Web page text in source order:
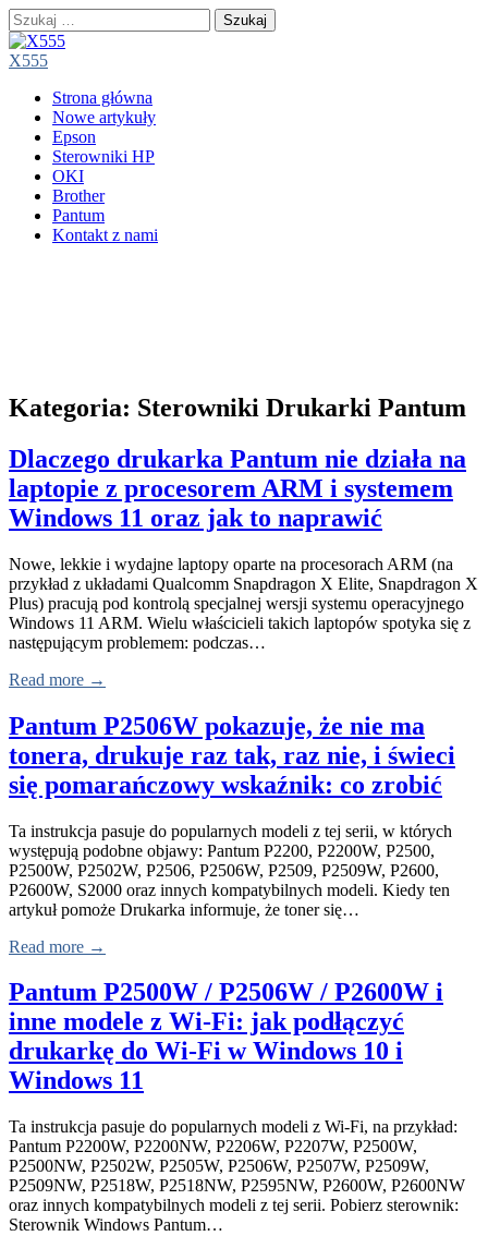
Szukaj:
X555
Main
menu
Skip
content
Strona główna
Nowe artykuły
Epson
Sterowniki HP
OKI
Brother
Pantum
Kontakt z nami
Kategoria: Sterowniki Drukarki Pantum
Dlaczego drukarka Pantum nie działa na
laptopie z procesorem ARM i systemem
Windows 11 oraz jak to naprawić
Nowe, lekkie i wydajne laptopy oparte na procesorach ARM (na
przykład z układami Qualcomm Snapdragon X Elite, Snapdragon X
Plus) pracują pod kontrolą specjalnej wersji systemu operacyjnego
Windows 11 ARM. Wielu właścicieli takich laptopów spotyka się z
następującym problemem: podczas…
Read more →
Pantum P2506W pokazuje, że nie ma
tonera, drukuje raz tak, raz nie, i świeci
się pomarańczowy wskaźnik: co zrobić
Ta instrukcja pasuje do popularnych modeli z tej serii, w których
występują podobne objawy: Pantum P2200, P2200W, P2500,
P2500W, P2502W, P2506, P2506W, P2509, P2509W, P2600,
P2600W, S2000 oraz innych kompatybilnych modeli. Kiedy ten
artykuł pomoże Drukarka informuje, że toner się…
Read more →
Pantum P2500W / P2506W / P2600W i
inne modele z Wi-Fi: jak podłączyć
drukarkę do Wi-Fi w Windows 10 i
Windows 11
Ta instrukcja pasuje do popularnych modeli z Wi-Fi, na przykład:
Pantum P2200W, P2200NW, P2206W, P2207W, P2500W,
P2500NW, P2502W, P2505W, P2506W, P2507W, P2509W,
P2509NW, P2518W, P2518NW, P2595NW, P2600W, P2600NW
oraz innych kompatybilnych modeli z tej serii. Pobierz sterownik:
Sterownik Windows Pantum…